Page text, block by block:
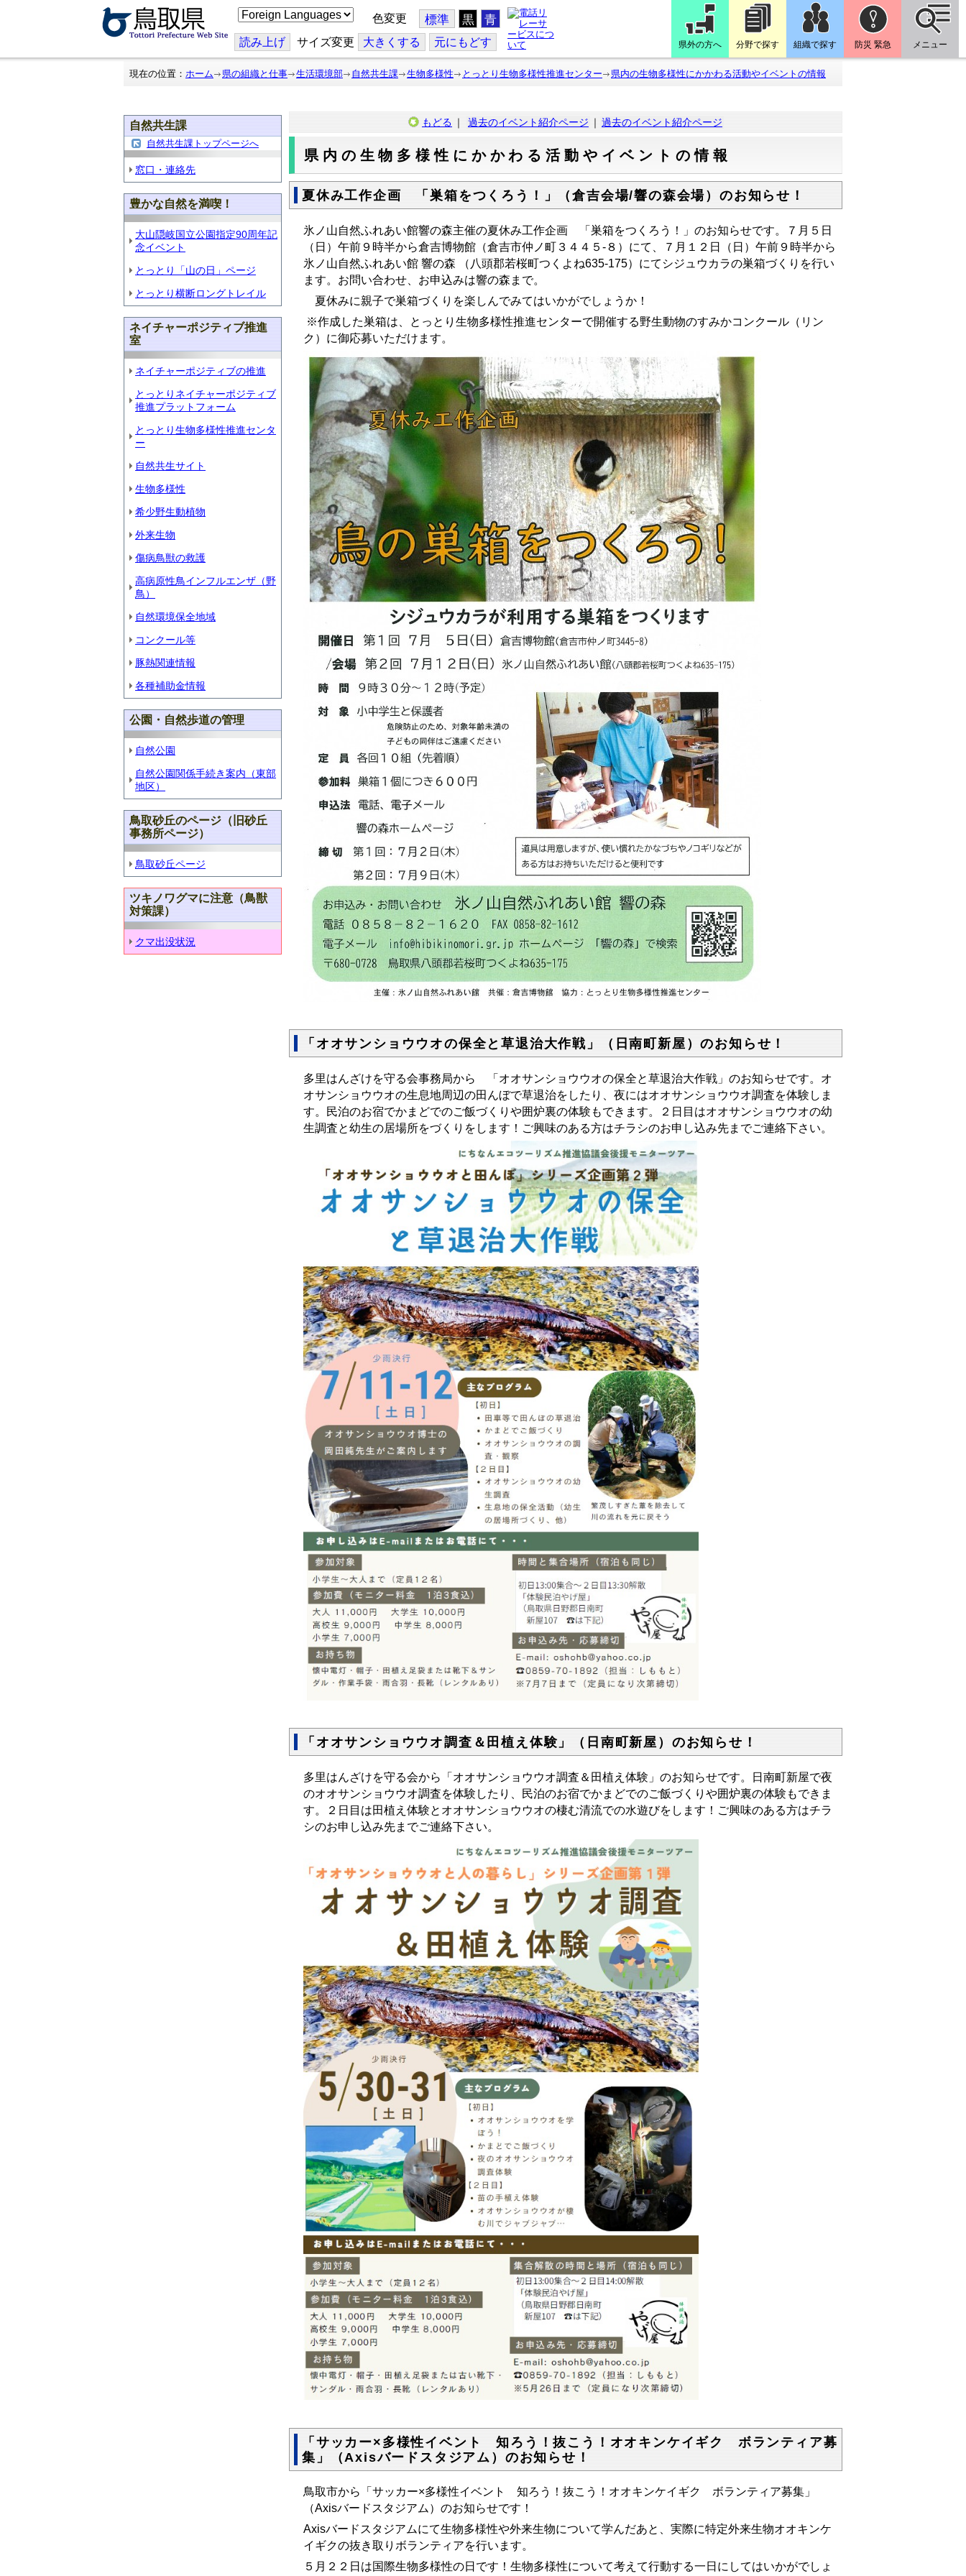
こ
の
ジ
を
翻
色変更 標準 黒 青
読み上げ サイズ変更 大きくする 元にもどす 県外の方へ 分野で探す 組織で探す 防災 緊急 メニュー
現在の位置： ホーム 県の組織と仕事 生活環境部 自然共生課 生物多様性 とっとり生物多様性推進センター 県内の生物多様性にかかわる活動やイベントの情報
自然共生課
自然共生課トップページへ
窓口・連絡先
豊かな自然を満喫！
大山隠岐国立公園指定90周年記
念イベント
とっとり「山の日」ページ
とっとり横断ロングトレイル
ネイチャーポジティブ推進
室
ネイチャーポジティブの推進
とっとりネイチャーポジティブ
推進プラットフォーム
とっとり生物多様性推進センタ
ー
自然共生サイト
生物多様性
希少野生動植物
外来生物
傷病鳥獣の救護
高病原性鳥インフルエンザ（野
鳥）
自然環境保全地域
コンクール等
豚熱関連情報
各種補助金情報
公園・自然歩道の管理
自然公園
自然公園関係手続き案内（東部
地区）
鳥取砂丘のページ（旧砂丘
事務所ページ）
鳥取砂丘ページ
ツキノワグマに注意（鳥獣
対策課）
クマ出没状況
もどる ｜ 過去のイベント紹介ページ ｜ 過去のイベント紹介ページ
県内の生物多様性にかかわる活動やイベントの情報
夏休み工作企画 「巣箱をつくろう！」（倉吉会場/響の森会場）のお知らせ！
氷ノ山自然ふれあい館響の森主催の夏休み工作企画 「巣箱をつくろう！」のお知らせです。７月５日
（日）午前９時半から倉吉博物館（倉吉市仲ノ町３４４５ -８）にて、７月１２日（日）午前９時半から
氷ノ山自然ふれあい館 響の森 （八頭郡若桜町つくよね635-175）にてシジュウカラの巣箱づくりを行い
ます。お問い合わせ、お申込みは響の森まで。
夏休みに親子で巣箱づくりを楽しんでみてはいかがでしょうか！
※作成した巣箱は、とっとり生物多様性推進センターで開催する野生動物のすみかコンクール（リン
ク）に御応募いただけます。
「オオサンショウウオの保全と草退治大作戦」（日南町新屋）のお知らせ！
多里はんざけを守る会事務局から 「オオサンショウウオの保全と草退治大作戦」のお知らせです。オ
オサンショウウオの生息地周辺の田んぼで草退治をしたり、夜にはオオサンショウウオ調査を体験しま
す。民泊のお宿でかまどでのご飯づくりや囲炉裏の体験もできます。２日目はオオサンショウウオの幼
生調査と幼生の居場所をづくりをします！ご興味のある方はチラシのお申し込み先までご連絡下さい。
「オオサンショウウオ調査＆田植え体験」（日南町新屋）のお知らせ！
多里はんざけを守る会から「オオサンショウウオ調査＆田植え体験」のお知らせです。日南町新屋で夜
のオオサンショウウオ調査を体験したり、民泊のお宿でかまどでのご飯づくりや囲炉裏の体験もできま
す。２日目は田植え体験とオオサンショウウオの棲む清流での水遊びをします！ご興味のある方はチラ
シのお申し込み先までご連絡下さい。
「サッカー×多様性イベント 知ろう！抜こう！オオキンケイギク ボランティア募
集」（Axisバードスタジアム）のお知らせ！
鳥取市から「サッカー×多様性イベント 知ろう！抜こう！オオキンケイギク ボランティア募集」
（Axisバードスタジアム）のお知らせです！
Axisバードスタジアムにて生物多様性や外来生物について学んだあと、実際に特定外来生物オオキンケ
イギクの抜き取りボランティアを行います。
５月２２日は国際生物多様性の日です！生物多様性について考えて行動する一日にしてはいかがでしょ